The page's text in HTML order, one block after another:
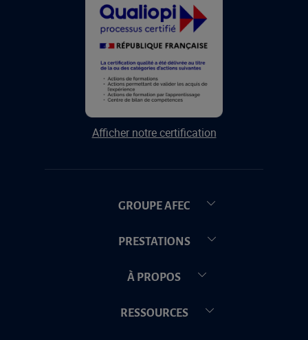
Afficher notre certification
GROUPE AFEC
PRESTATIONS
À PROPOS
RESSOURCES